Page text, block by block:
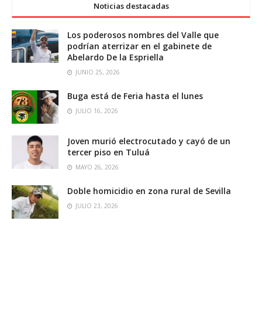
Noticias destacadas
Los poderosos nombres del Valle que
podrían aterrizar en el gabinete de
Abelardo De la Espriella
JUNIO 25, 2026
Buga está de Feria hasta el lunes
JULIO 16, 2026
Joven murió electrocutado y cayó de un
tercer piso en Tuluá
MAYO 26, 2026
Doble homicidio en zona rural de Sevilla
JULIO 23, 2026